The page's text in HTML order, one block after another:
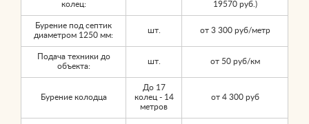
колец:
19570 руб.)
Бурение под септик
диаметром 1250 мм:
шт. от 3 300 руб/метр
Подача техники до
объекта:
шт. от 50 руб/км
Бурение колодца
До 17
колец - 14
метров
от 4 300 руб